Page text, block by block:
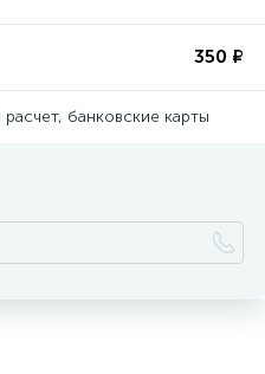
350 ₽
банковские карты